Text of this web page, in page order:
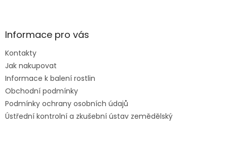
aInformace pro vás
Kontakty
Jak nakupovat
Informace k balení rostlin
Obchodní podmínky
Podmínky ochrany osobních údajů
Ústřední kontrolní a zkušební ústav zemědělský